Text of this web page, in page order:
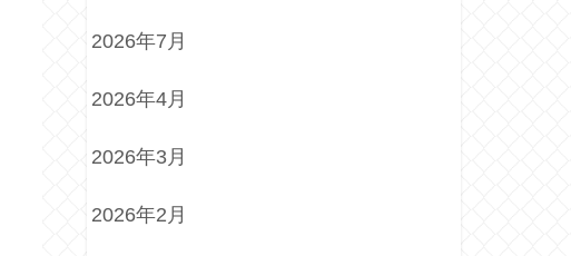
2026年7月
2026年4月
2026年3月
2026年2月